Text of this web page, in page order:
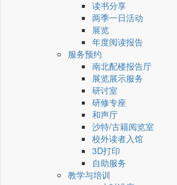
读书分享
两季一日活动
展览
年度阅读报告
服务预约
南北配楼报告厅
展览展示服务
研讨室
研修专座
和声厅
沙特/古籍阅览室
校外读者入馆
3D打印
自助服务
教学与培训